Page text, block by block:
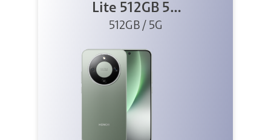
Lite 512GB 5G
Verde
512GB / 5G